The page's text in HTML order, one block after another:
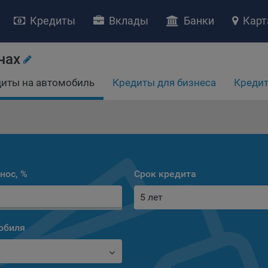
«О политике обработки файлов cookie»
подходит к соблюдению прав субъектов персональных
положения о политике обработки файлов cookie (далее –
) является одной из принимаемых Обществом мер по
данных, предусмотренных статьей 17 Закона Республики
Кредиты Вклады Банки
на автомобиль Кредиты для бизнеса
% Срок кредита
5 лет